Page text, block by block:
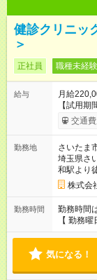
健診クリニッ
＞
正社員 職種未経
給与
月給
【試用期
交通
勤務地
さいたま
埼玉県さ
和駅より
株式会
勤務時間
勤務時間
【 勤務曜
・ 9：00
気になる！